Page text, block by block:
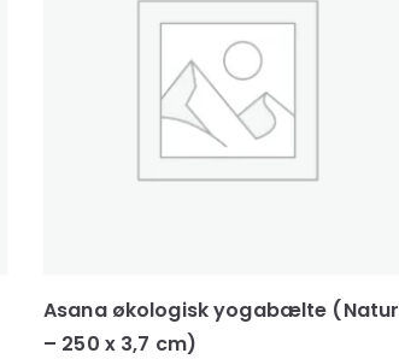
Asana økologisk yogabælte (Natur
– 250 x 3,7 cm)